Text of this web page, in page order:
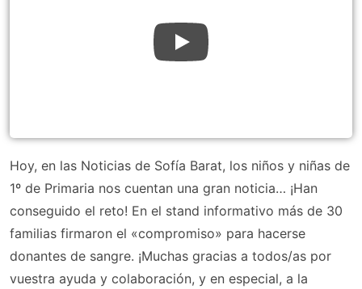
Hoy, en las Noticias de Sofía Barat, los niños y niñas de
1º de Primaria nos cuentan una gran noticia… ¡Han
conseguido el reto! En el stand informativo más de 30
familias firmaron el «compromiso» para hacerse
donantes de sangre. ¡Muchas gracias a todos/as por
vuestra ayuda y colaboración, y en especial, a la